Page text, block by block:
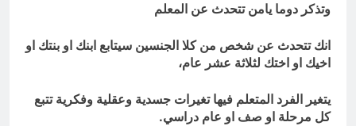
وتذكر دوما يامن تتحدث عن المعلم
انك تتحدث عن شخص من كلا الجنسين سيتابع ابنك او بنتك او
اخيك او اختك لثلاثة عشر عام،
يتغير الفرد المتعلم فيها تغيرات جسدية وعقلية وفكرية تتبع
كل مرحلة او صف او عام دراسي.